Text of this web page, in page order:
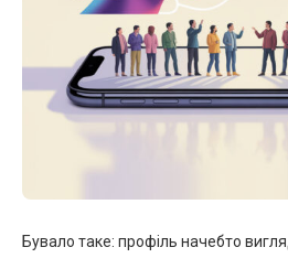
Бувало таке: профіль начебто